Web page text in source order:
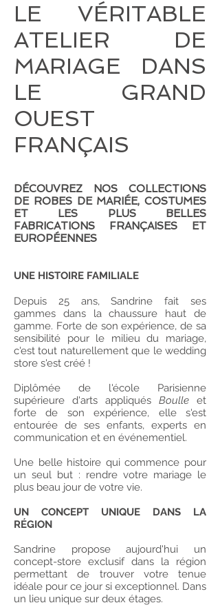
LE VÉRITABLE
ATELIER DE
MARIAGE DANS
LE GRAND
OUEST
FRANÇAIS
DÉCOUVREZ NOS COLLECTIONS
DE ROBES DE MARIÉE, COSTUMES
ET LES PLUS BELLES
FABRICATIONS FRANÇAISES ET
EUROPÉENNES
UNE HISTOIRE FAMILIALE
Depuis 25 ans, Sandrine fait ses
gammes dans la chaussure haut de
gamme. Forte de son expérience, de sa
sensibilité pour le milieu du mariage,
c'est tout naturellement que le wedding
store s'est créé !
Diplômée de l'école Parisienne
supérieure d'arts appliqués Boulle et
forte de son expérience, elle s'est
entourée de ses enfants, experts en
communication et en événementiel.
Une belle histoire qui commence pour
un seul but : rendre votre mariage le
plus beau jour de votre vie.​​
UN CONCEPT UNIQUE DANS LA
RÉGION
Sandrine propose aujourd'hui un
concept-store exclusif dans la région
permettant de trouver votre tenue
idéale pour ce jour si exceptionnel. Dans
un lieu unique sur deux étages.